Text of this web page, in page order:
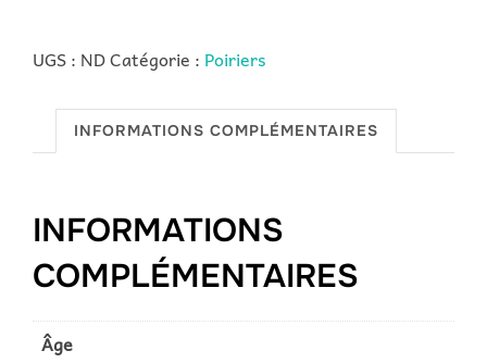
UGS : NDCatégorie : Poiriers
INFORMATIONS COMPLÉMENTAIRES
INFORMATIONS
COMPLÉMENTAIRES
Âge